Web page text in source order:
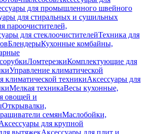
для промышленного швейного
для стиральных и сушильных
пароочистителей,
для стеклоочистителейТехника для
БлендерыКухонные комбайны,
ЛомтерезкиКомплектующие для
Управление климатической
климатической техникиАксессуары для
Мелкая техникаВесы кухонные,
овощей и
Открывалки,
семянМаслобойки,
для крупной
вытяжекАксессуары для плит и